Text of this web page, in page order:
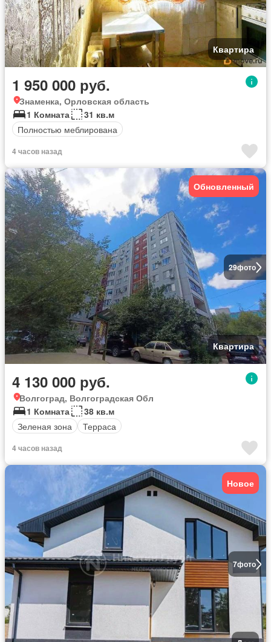
Квартира
1 950 000 руб.
Знаменка, Орловская область
1 Комната
31 кв.м
Полностью меблирована
4 часов назад
29фото
Обновленный
Квартира
4 130 000 руб.
Волгоград, Волгоградская Обл
1 Комната
38 кв.м
Зеленая зона
Терраса
4 часов назад
7фото
Новое